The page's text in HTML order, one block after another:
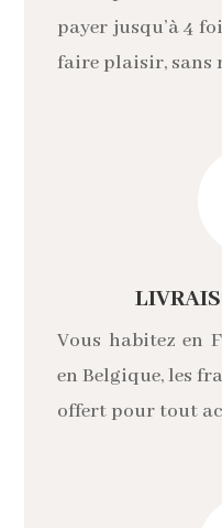
payer jusqu’à 4
faire plaisir, sans
Vous habitez en
en Belgique, les
offert pour tout